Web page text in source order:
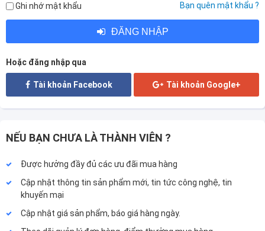
Ghi nhớ mật khẩu Bạn quên mật khẩu ?
ĐĂNG NHẬP
Hoặc đăng nhập qua
Tài khoản Facebook Tài khoản Google+
NẾU BẠN CHƯA LÀ THÀNH VIÊN ?
Được hưởng đầy đủ các ưu đãi mua hàng
Cập nhật thông tin sản phẩm mới, tin tức công nghệ, tin
khuyến mại
Cập nhật giá sản phẩm, báo giá hàng ngày.